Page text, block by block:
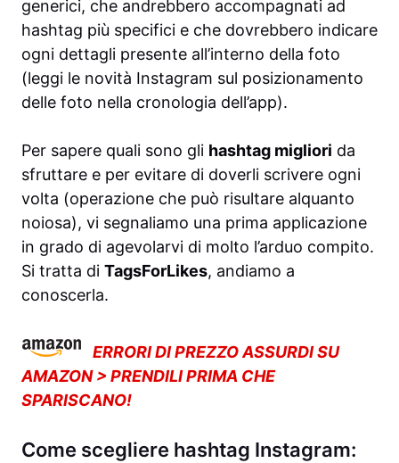
generici, che andrebbero accompagnati ad
hashtag più specifici e che dovrebbero indicare
ogni dettagli presente all’interno della foto
(leggi le novità Instagram sul posizionamento
delle foto nella cronologia dell’app).
Per sapere quali sono gli hashtag migliori da
sfruttare e per evitare di doverli scrivere ogni
volta (operazione che può risultare alquanto
noiosa), vi segnaliamo una prima applicazione
in grado di agevolarvi di molto l’arduo compito.
Si tratta di TagsForLikes, andiamo a
conoscerla.
ERRORI DI PREZZO ASSURDI SU
AMAZON > PRENDILI PRIMA CHE
SPARISCANO!
Come scegliere hashtag Instagram: